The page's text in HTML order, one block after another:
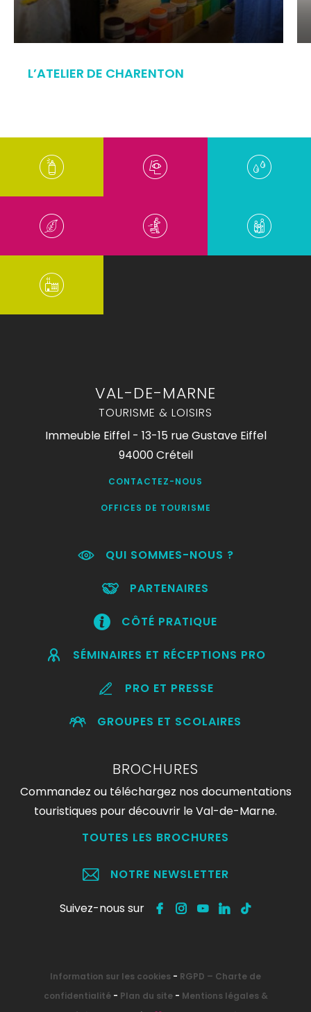
L’ATELIER DE CHARENTON
VAL-DE-MARNE
TOURISME & LOISIRS
Immeuble Eiffel - 13-15 rue Gustave Eiffel
94000 Créteil
CONTACTEZ-NOUS
OFFICES DE TOURISME
QUI SOMMES-NOUS ?
PARTENAIRES
CÔTÉ PRATIQUE
SÉMINAIRES ET RÉCEPTIONS PRO
PRO ET PRESSE
GROUPES ET SCOLAIRES
BROCHURES
Commandez ou téléchargez nos documentations
touristiques pour découvrir le Val-de-Marne.
TOUTES LES BROCHURES
NOTRE NEWSLETTER
Suivez-nous sur
Information sur les cookies - RGPD – Charte de
confidentialité- Plan du site- Mentions légales &